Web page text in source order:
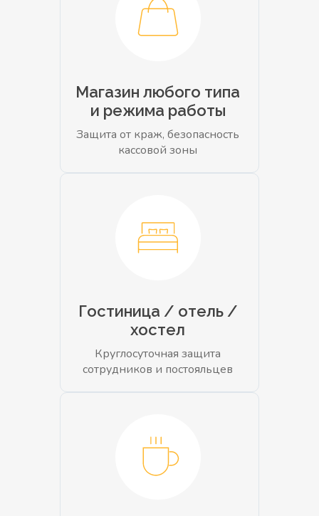
Магазин любого типа
и режима работы
Защита от краж, безопасность
кассовой зоны
Гостиница / отель /
хостел
Круглосуточная защита
сотрудников и постояльцев